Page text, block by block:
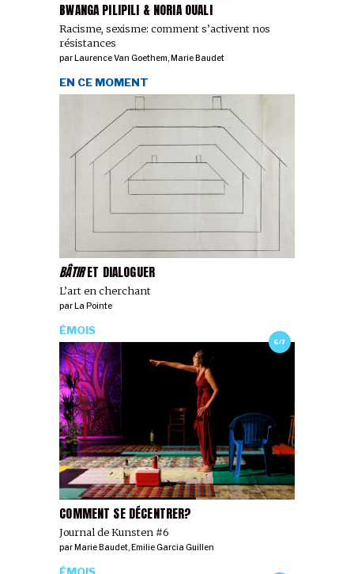
BWANGA PILIPILI & NORIA OUALI
Racisme, sexisme: comment s’activent nos
résistances
par Laurence Van Goethem, Marie Baudet
BÂTIRET DIALOGUER
L’art en cherchant
EN CE MOMENT
par La Pointe
6/7
COMMENT SE DÉCENTRER?
Journal de Kunsten #6
ÉMOIS
parMarie Baudet ,Emilie Garcia Guillen
ÉMOIS